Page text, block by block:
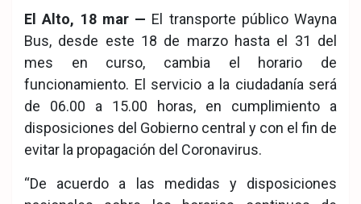
eb
ook
ter
tsA
pp
El Alto, 18 mar — El transporte público Wayna
Bus, desde este 18 de marzo hasta el 31 del
mes en curso, cambia el horario de
funcionamiento. El servicio a la ciudadanía será
de 06.00 a 15.00 horas, en cumplimiento a
disposiciones del Gobierno central y con el fin de
evitar la propagación del Coronavirus.
“De acuerdo a las medidas y disposiciones